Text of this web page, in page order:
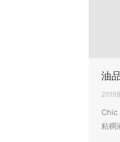
油
2019
Chic
粘稠